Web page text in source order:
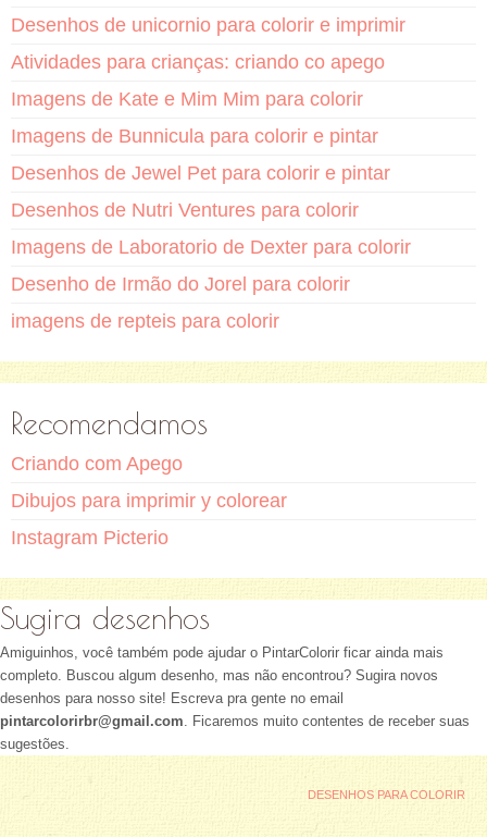
Desenhos de unicornio para colorir e imprimir
Atividades para crianças: criando co apego
Imagens de Kate e Mim Mim para colorir
Imagens de Bunnicula para colorir e pintar
Desenhos de Jewel Pet para colorir e pintar
Desenhos de Nutri Ventures para colorir
Imagens de Laboratorio de Dexter para colorir
Desenho de Irmão do Jorel para colorir
imagens de repteis para colorir
Recomendamos
Criando com Apego
Dibujos para imprimir y colorear
Instagram Picterio
Sugira desenhos
Amiguinhos, você também pode ajudar o PintarColorir ficar ainda mais
completo. Buscou algum desenho, mas não encontrou? Sugira novos
desenhos para nosso site! Escreva pra gente no email
pintarcolorirbr@gmail.com . Ficaremos muito contentes de receber suas
sugestões.
DESENHOS PARA COLORIR